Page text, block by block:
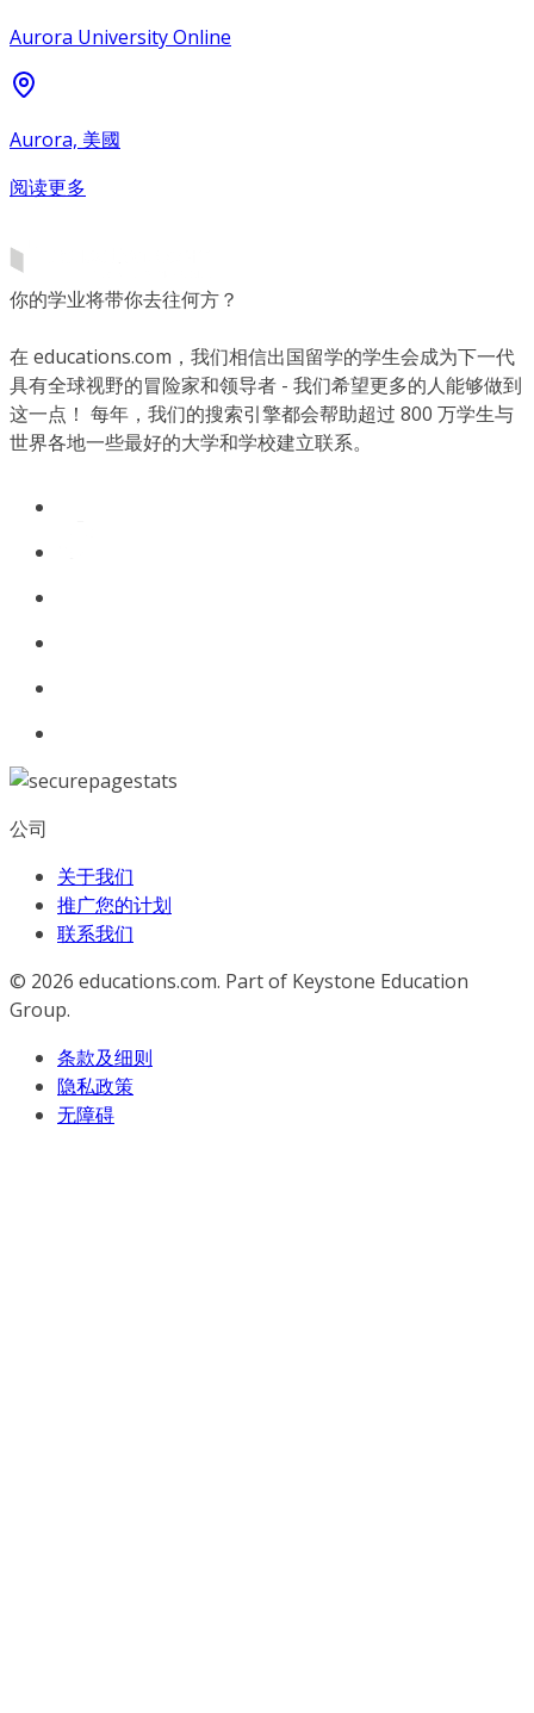
Aurora University Online
Aurora, 美國
阅读更多
你的学业将带你去往何方？
在 educations.com，我们相信出国留学的学生会成为下一代
具有全球视野的冒险家和领导者 - 我们希望更多的人能够做到
这一点！ 每年，我们的搜索引擎都会帮助超过 800 万学生与
世界各地一些最好的大学和学校建立联系。
公司
关于我们
推广您的计划
联系我们
© 2026 educations.com. Part of Keystone Education
Group.
条款及细则
隐私政策
无障碍